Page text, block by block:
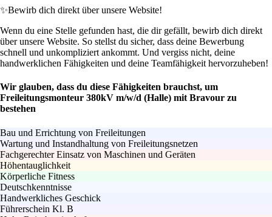
✨Bewirb dich direkt über unsere Website!
Wenn du eine Stelle gefunden hast, die dir gefällt, bewirb dich direkt
über unsere Website. So stellst du sicher, dass deine Bewerbung
schnell und unkompliziert ankommt. Und vergiss nicht, deine
handwerklichen Fähigkeiten und deine Teamfähigkeit hervorzuheben!
Wir glauben, dass du diese Fähigkeiten brauchst, um
Freileitungsmonteur 380kV m/w/d (Halle) mit Bravour zu
bestehen
Bau und Errichtung von Freileitungen
Wartung und Instandhaltung von Freileitungsnetzen
Fachgerechter Einsatz von Maschinen und Geräten
Höhentauglichkeit
Körperliche Fitness
Deutschkenntnisse
Handwerkliches Geschick
Führerschein Kl. B